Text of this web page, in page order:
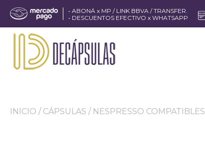
• ABONÁ x MP / LINK BBVA / TRANSFER.
• DESCUENTOS EFECTIVO x WHATSAPP
INICIO / CÁPSULAS / NESPRESSO COMPATIBLES